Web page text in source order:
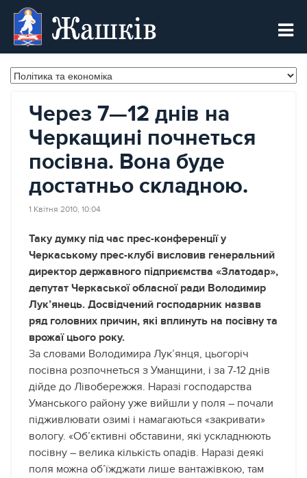
Жашків
Через 7—12 днів на
Черкащині почнеться
посівна. Вона буде
достатньо складною.
1 Квітня 2010, 10:04
Таку думку під час прес-конференції у
Черкаському прес-клубі висловив генеральний
директор державного підприємства «Златодар»,
депутат Черкаської обласної ради Володимир
Лук’янець. Досвідчений господарник назвав
ряд головних причин, які вплинуть на посівну та
врожаї цього року.
За словами Володимира Лук’янця, цьогоріч
посівна розпочнеться з Уманщини, і за 7-12 днів
дійде до Лівобережжя. Наразі господарства
Уманського району уже вийшли у поля – почали
підживлювати озимі і намагаються «закривати»
вологу. «Об’єктивні обставини, які ускладнюють
посівну – велика кількість опадів. Наразі деякі
поля можна об’їжджати лише вантажівкою, там